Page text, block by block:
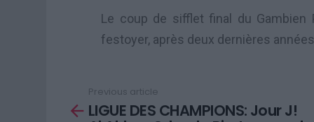
Le coup de sifflet final du Gambien
festoyer, après deux dernières
more
Previous article
LIGUE DES CHAMPIONS: Jour J!